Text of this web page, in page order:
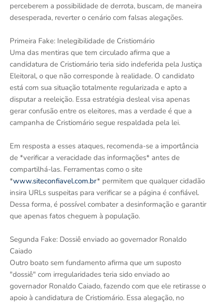
perceberem a possibilidade de derrota, buscam, de maneira
desesperada, reverter o cenário com falsas alegações.
Primeira Fake: Inelegibilidade de Cristiomário
Uma das mentiras que tem circulado afirma que a
candidatura de Cristiomário teria sido indeferida pela Justiça
Eleitoral, o que não corresponde à realidade. O candidato
está com sua situação totalmente regularizada e apto a
disputar a reeleição. Essa estratégia desleal visa apenas
gerar confusão entre os eleitores, mas a verdade é que a
campanha de Cristiomário segue respaldada pela lei.
Em resposta a esses ataques, recomenda-se a importância
de *verificar a veracidade das informações* antes de
compartilhá-las. Ferramentas como o site
*www.siteconfiavel.com.br* permitem que qualquer cidadão
insira URLs suspeitas para verificar se a página é confiável.
Dessa forma, é possível combater a desinformação e garantir
que apenas fatos cheguem à população.
Segunda Fake: Dossiê enviado ao governador Ronaldo
Caiado
Outro boato sem fundamento afirma que um suposto
"dossiê" com irregularidades teria sido enviado ao
governador Ronaldo Caiado, fazendo com que ele retirasse o
apoio à candidatura de Cristiomário. Essa alegação, no